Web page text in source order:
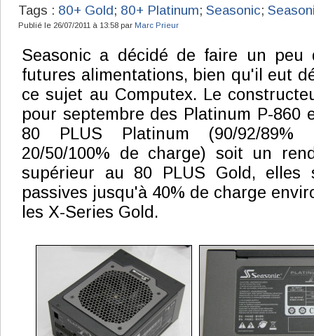
Tags : 80+ Gold; 80+ Platinum; Seasonic;
Publié le 26/07/2011 à 13:58 par Marc Prieur
Seasonic a décidé de faire un peu
futures alimentations, bien qu'il eut
ce sujet au Computex. Le
pour septembre des Platinum P-860
80 PLUS Platinum (90/92/
20/50/100% de charge) soit un
supérieur au 80 PLUS Gold, elles
passives jusqu'à 40% de charge
les X-Series Gold.